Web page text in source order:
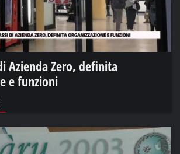
Azienda Zero, definita
e funzioni